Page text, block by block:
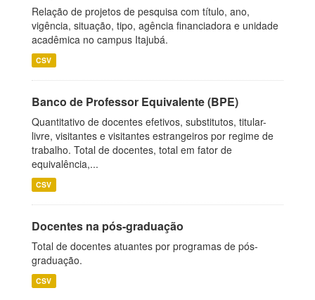
Relação de projetos de pesquisa com título, ano,
vigência, situação, tipo, agência financiadora e unidade
acadêmica no campus Itajubá.
CSV
Banco de Professor Equivalente (BPE)
Quantitativo de docentes efetivos, substitutos, titular-
livre, visitantes e visitantes estrangeiros por regime de
trabalho. Total de docentes, total em fator de
equivalência,...
CSV
Docentes na pós-graduação
Total de docentes atuantes por programas de pós-
graduação.
CSV